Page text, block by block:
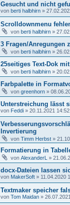
Gesucht und nicht
von berti halbhirn »
Scrolldownmenu
von berti halbhirn »
3 Fragen/Anregungen
von berti halbhirn »
25seitiges Text-Dok
von berti halbhirn »
Farbpalette in
von greenhorn »
Unterstreichung lässt
von Feddi » 20.11.2021
Invertierung
von Timm Herbst »
Formatierung in
von AlexanderL »
docx-Dateien lassen
von MakerSoft » 11.04.2020
Textmaker speicher
von Tom Maidan »